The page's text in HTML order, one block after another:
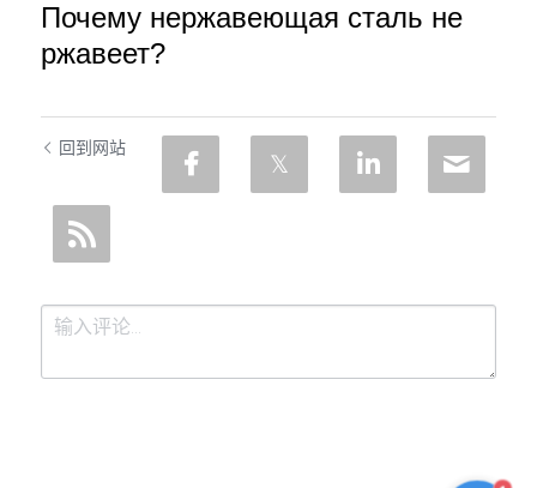
Почему нержавеющая сталь не
ржавеет?
回到网站